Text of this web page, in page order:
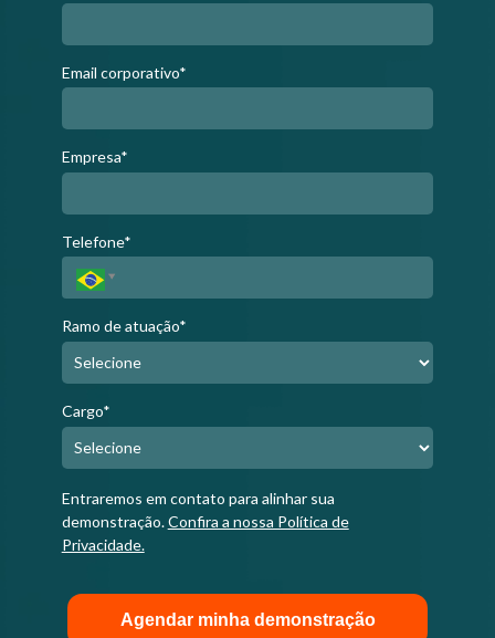
Email corporativo*
Empresa*
Telefone*
Ramo de atuação*
Cargo*
Entraremos em contato para alinhar sua
demonstração.Confira a nossa Política de
Privacidade.
Agendar minha demonstração